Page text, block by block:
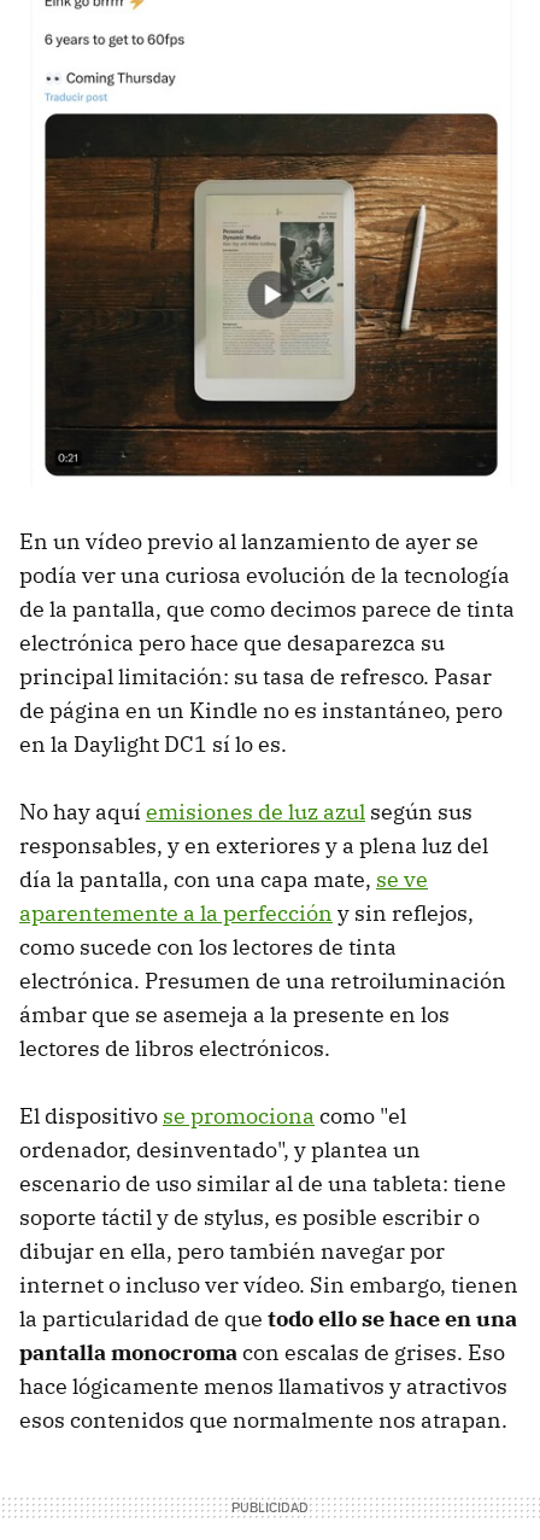
En un vídeo previo al lanzamiento de ayer se
podía ver una curiosa evolución de la tecnología
de la pantalla, que como decimos parece de tinta
electrónica pero hace que desaparezca su
principal limitación: su tasa de refresco. Pasar
de página en un Kindle no es instantáneo, pero
en la Daylight DC1 sí lo es.
No hay aquí emisiones de luz azul según sus
responsables, y en exteriores y a plena luz del
día la pantalla, con una capa mate, se ve
aparentemente a la perfección y sin reflejos,
como sucede con los lectores de tinta
electrónica. Presumen de una retroiluminación
ámbar que se asemeja a la presente en los
lectores de libros electrónicos.
El dispositivo se promociona como "el
ordenador, desinventado", y plantea un
escenario de uso similar al de una tableta: tiene
soporte táctil y de stylus, es posible escribir o
dibujar en ella, pero también navegar por
internet o incluso ver vídeo. Sin embargo, tienen
la particularidad de que todo ello se hace en una
pantalla monocromacon escalas de grises. Eso
hace lógicamente menos llamativos y atractivos
esos contenidos que normalmente nos atrapan.